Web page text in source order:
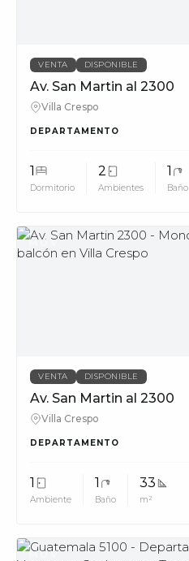
VENTA DISPONIBLE
Av. San Martin al 2300
Villa Crespo
DEPARTAMENTO
1
Dormitorio
2
Ambientes
1
Baño
MUV
VENTA DISPONIBLE
Av. San Martin al 2300
Villa Crespo
DEPARTAMENTO
1
Ambiente
1
Baño
33
m²
MUV